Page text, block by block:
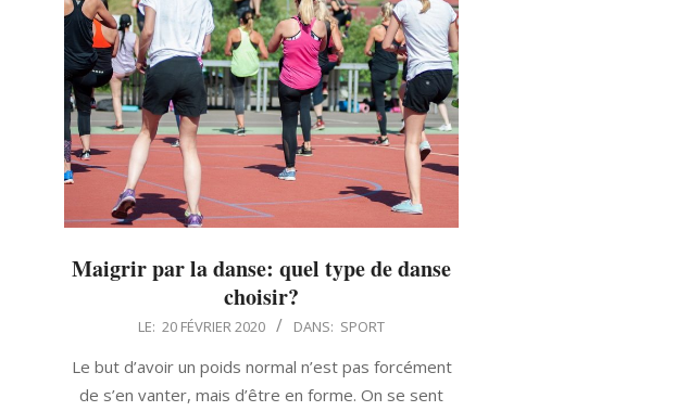
Maigrir par la danse: quel type de danse
choisir?
LE: 20 FÉVRIER 2020 DANS: SPORT
Le but d’avoir un poids normal n’est pas forcément
de s’en vanter, mais d’être en forme. On se sent